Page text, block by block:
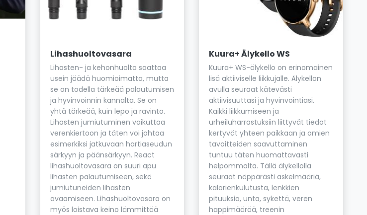
Lihashuoltovasara
Lihasten- ja kehonhuolto saattaa
usein jäädä huomioimatta, mutta
se on todella tärkeää palautumisen
ja hyvinvoinnin kannalta. Se on
yhtä tärkeää, kuin lepo ja ravinto.
Lihasten jumiutuminen vaikuttaa
verenkiertoon ja täten voi johtaa
esimerkiksi jatkuvaan hartiaseudun
särkyyn ja päänsärkyyn. React
lihashuoltovasara on suuri apu
lihasten palautumiseen, sekä
jumiutuneiden lihasten
avaamiseen. Lihashuoltovasara on
myös loistava keino lämmittää
Kuura+ Älykello WS
Kuura+ WS-älykello on erinomainen
lisä aktiiviselle liikkujalle. Älykellon
avulla seuraat kätevästi
aktiivisuuttasi ja hyvinvointiasi.
Kaikki liikkumiseen ja
urheiluharrastuksiin liittyvät tiedot
kertyvät yhteen paikkaan ja omien
tavoitteiden saavuttaminen
tuntuu täten huomattavasti
helpommalta. Tällä älykellolla
seuraat näppärästi askelmääriä,
kalorienkulutusta, lenkkien
pituuksia, unta, sykettä, veren
happimäärää, treenin